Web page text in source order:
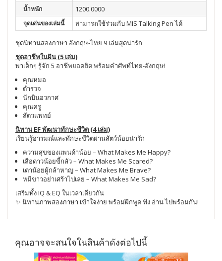
น้ำหนัก 1200.0000
จุดเด่นของเล่มนี้ สามารถใช้ร่วมกับ MIS Talking Pen ได้
ชุดนิทานสองภาษา อังกฤษ-ไทย 9 เล่มสุดน่ารัก
ชุดอาชีพในฝัน (5 เล่ม)
พาเด็กๆ รู้จัก 5 อาชีพยอดฮิต พร้อมคำศัพท์ไทย-อังกฤษ!
คุณหมอ
ตำรวจ
นักบินอวกาศ
คุณครู
สัตวแพทย์
นิทาน EF พัฒนาทักษะชีวิต (4 เล่ม)
เรียนรู้อารมณ์และทักษะชีวิตผ่านสัตว์น้อยน่ารัก
ความสุขของแพนด้าน้อย – What Makes Me Happy?
เสือดาวน้อยขี้กลัว – What Makes Me Scared?
เต่าน้อยผู้กล้าหาญ – What Makes Me Brave?
หมีขาวอย่าเศร้าไปเลย – What Makes Me Sad?
เสริมทั้ง IQ & EQ ในเวลาเดียวกัน
✨ นิทานภาพสองภาษา เข้าใจง่าย พร้อมฝึกพูด ฟัง อ่าน ไปพร้อมกัน!
คุณอาจจะสนใจในสินค้าดังต่อไปนี้